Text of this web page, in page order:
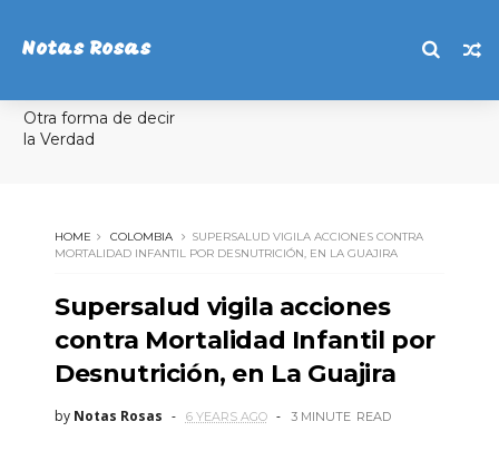
Notas Rosas
Otra forma de decir
la Verdad
HOME COLOMBIA
SUPERSALUD VIGILA ACCIONES CONTRA
MORTALIDAD INFANTIL POR DESNUTRICIÓN, EN LA GUAJIRA
Supersalud vigila acciones
contra Mortalidad Infantil por
Desnutrición, en La Guajira
by Notas Rosas 6 YEARS AGO 3 MINUTE READ